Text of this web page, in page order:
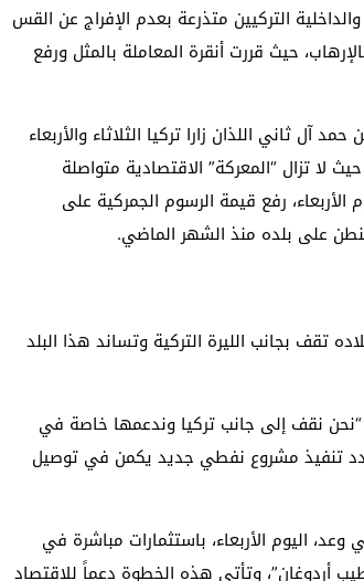
التركيين متذرعة بعدم الإفراج عن القس
حيث قررت أنقرة المعاملة بالمثل ورفع
آل ثاني اللذان زارا تركيا الثلاثاء والأربعاء
لا تزال “المعركة” الاقتصادية متواصلة
رفع قيمة الرسوم الجمركية على
على بلده منذ الشهر الماضي.
تقف بجانب الليرة التركية وتساند هذا البلد
“نحن نقف إلى جانب تركيا وندعمها خاصة في
صدد تنفيذ مشروع نفطي جديد يكمن في توصيل
اليوم الأربعاء، باستثمارات مباشرة في
“رجب طيب أردوغان”، وتأتي هذه الخطوة دعماً للاقتصاد